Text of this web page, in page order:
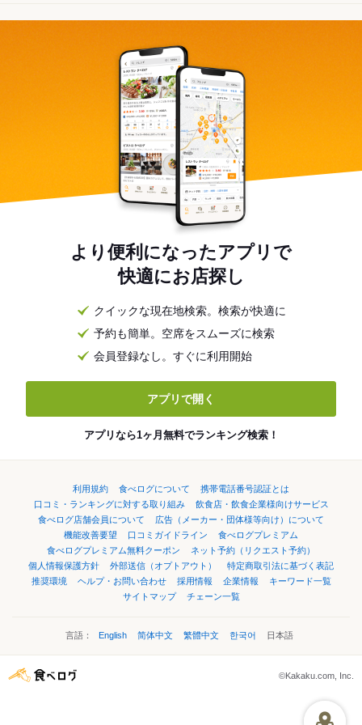
より便利になったアプリで
快適にお店探し
クイックな現在地検索。検索が快適に
予約も簡単。空席をスムーズに検索
会員登録なし。すぐに利用開始
アプリで開く
アプリなら1ヶ月無料でランキング検索！
利用規約 食べログについて
携帯電話番号認証とは
口コミ・ランキングに対する取り組み
飲食店・飲食企業様向けサービス
食べログ店舗会員について
広告（メーカー・団体様等向け）について
機能改善要望
口コミガイドライン
食べログプレミアム
食べログプレミアム無料クーポン
ネット予約（リクエスト予約）
個人情報保護方針
外部送信（オプトアウト）
特定商取引法に基づく表記
推奨環境
ヘルプ・お問い合わせ 採用情報 企業情報
キーワード一覧
サイトマップ
チェーン一覧
言語： English 简体中文 繁體中文 한국어 日本語
©Kakaku.com, Inc.